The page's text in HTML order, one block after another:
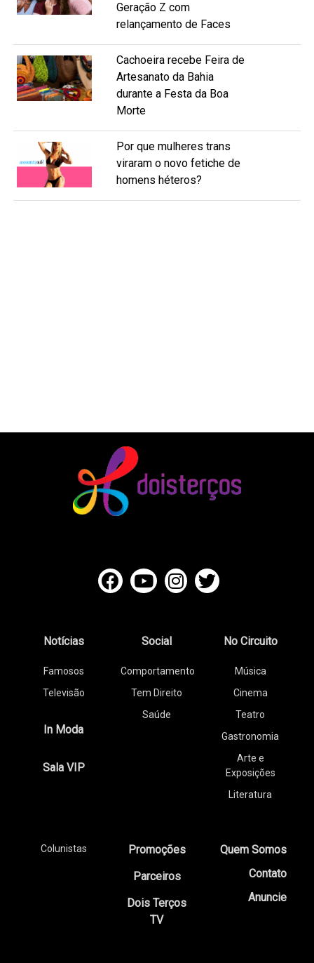
Geração Z com
relançamento de Faces
Cachoeira recebe Feira de
Artesanato da Bahia
durante a Festa da Boa
Morte
Por que mulheres trans
viraram o novo fetiche de
homens héteros?
Notícias
Famosos
Televisão
In Moda
Sala VIP
Social
Comportamento
Tem Direito
Saúde
No Circuito
Música
Cinema
Teatro
Gastronomia
Arte e
Exposições
Literatura
Colunistas
Promoções
Parceiros
Dois Terços
TV
Quem Somos
Contato
Anuncie